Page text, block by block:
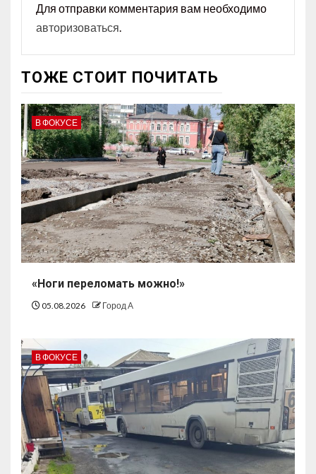
Для отправки комментария вам необходимо
авторизоваться
ТОЖЕ СТОИТ ПОЧИТАТЬ
В ФОКУСЕ
«Ноги переломать можно!»
05.08.2026 Город А
В ФОКУСЕ